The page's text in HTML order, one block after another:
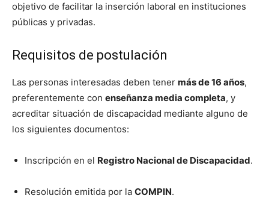
objetivo de facilitar la inserción laboral en instituciones
públicas y privadas.
Requisitos de postulación
Las personas interesadas deben tener más de 16 años,
preferentemente con enseñanza media completa, y
acreditar situación de discapacidad mediante alguno de
los siguientes documentos:
Inscripción en el Registro Nacional de Discapacidad.
Resolución emitida por la COMPIN.